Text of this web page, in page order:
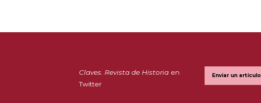
Claves. Revista de Historia en
Twitter
Enviar un artículo